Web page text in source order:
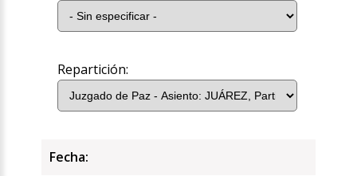
Repartición:
Fecha: